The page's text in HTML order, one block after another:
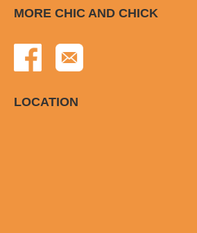
MORE CHIC AND CHICK
LOCATION